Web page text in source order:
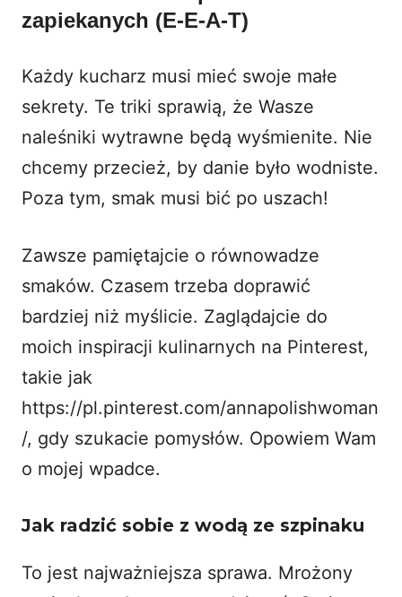
zapiekanych (E-E-A-T)
Każdy kucharz musi mieć swoje małe
sekrety. Te triki sprawią, że Wasze
naleśniki wytrawne będą wyśmienite. Nie
chcemy przecież, by danie było wodniste.
Poza tym, smak musi bić po uszach!
Zawsze pamiętajcie o równowadze
smaków. Czasem trzeba doprawić
bardziej niż myślicie. Zaglądajcie do
moich inspiracji kulinarnych na Pinterest,
takie jak
https://pl.pinterest.com/annapolishwoman
/, gdy szukacie pomysłów. Opowiem Wam
o mojej wpadce.
Jak radzić sobie z wodą ze szpinaku
To jest najważniejsza sprawa. Mrożony